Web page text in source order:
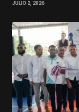
JULIO 2, 2026